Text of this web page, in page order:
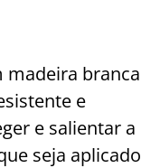
madeira branca
e
e salientar a
seja aplicado